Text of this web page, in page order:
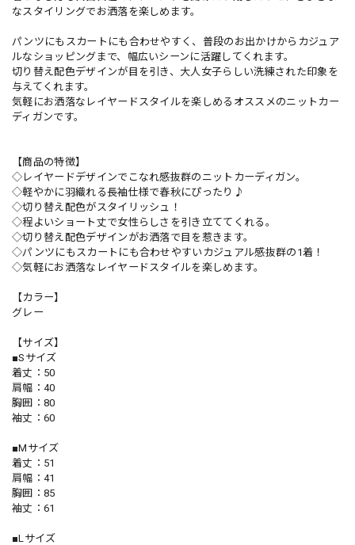
なスタイリングでお洒落を楽しめます。
パンツにもスカートにも合わせやすく、普段のお出かけからカジュア
ルなショッピングまで、幅広いシーンに活躍してくれます。
切り替え配色デザインが目を引き、大人女子らしい洗練された印象を
与えてくれます。
気軽にお洒落なレイヤードスタイルを楽しめるオススメのニットカー
ディガンです。
【商品の特徴】
◇レイヤードデザインでこなれ感抜群のニットカーディガン。
◇軽やかに羽織れる長袖仕様で春秋にぴったり♪
◇切り替え配色がスタイリッシュ！
◇程よいショート丈で女性らしさを引き立ててくれる。
◇切り替え配色デザインがお洒落で目を惹きます。
◇パンツにもスカートにも合わせやすいカジュアル感抜群の1着！
◇気軽にお洒落なレイヤードスタイルを楽しめます。
【カラー】
グレー
【サイズ】
■Sサイズ
着丈：50
肩幅：40
胸囲：80
袖丈：60
■Mサイズ
着丈：51
肩幅：41
胸囲：85
袖丈：61
■Lサイズ